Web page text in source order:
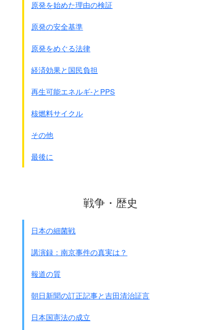
原発を始めた理由の検証
原発の安全基準
原発をめぐる法律
経済効果と国民負担
再生可能エネルギ-とPPS
核燃料サイクル
その他
最後に
戦争・歴史
日本の細菌戦
講演録：南京事件の真実は？
報道の質
朝日新聞の訂正記事と吉田清治証言
日本国憲法の成立